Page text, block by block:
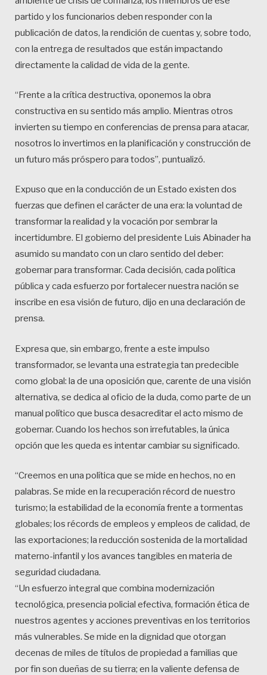
partido y los funcionarios deben responder con la
publicación de datos, la rendición de cuentas y, sobre todo,
con la entrega de resultados que están impactando
directamente la calidad de vida de la gente.
“Frente a la crítica destructiva, oponemos la obra
constructiva en su sentido más amplio. Mientras otros
invierten su tiempo en conferencias de prensa para atacar,
nosotros lo invertimos en la planificación y construcción de
un futuro más próspero para todos”, puntualizó.
Expuso que en la conducción de un Estado existen dos
fuerzas que definen el carácter de una era: la voluntad de
transformar la realidad y la vocación por sembrar la
incertidumbre. El gobierno del presidente Luis Abinader ha
asumido su mandato con un claro sentido del deber:
gobernar para transformar. Cada decisión, cada política
pública y cada esfuerzo por fortalecer nuestra nación se
inscribe en esa visión de futuro, dijo en una declaración de
prensa.
Expresa que, sin embargo, frente a este impulso
transformador, se levanta una estrategia tan predecible
como global: la de una oposición que, carente de una visión
alternativa, se dedica al oficio de la duda, como parte de un
manual político que busca desacreditar el acto mismo de
gobernar. Cuando los hechos son irrefutables, la única
opción que les queda es intentar cambiar su significado.
“Creemos en una política que se mide en hechos, no en
palabras. Se mide en la recuperación récord de nuestro
turismo; la estabilidad de la economía frente a tormentas
globales; los récords de empleos y empleos de calidad, de
las exportaciones; la reducción sostenida de la mortalidad
materno-infantil y los avances tangibles en materia de
seguridad ciudadana.
“Un esfuerzo integral que combina modernización
tecnológica, presencia policial efectiva, formación ética de
nuestros agentes y acciones preventivas en los territorios
más vulnerables. Se mide en la dignidad que otorgan
decenas de miles de títulos de propiedad a familias que
por fin son dueñas de su tierra; en la valiente defensa de